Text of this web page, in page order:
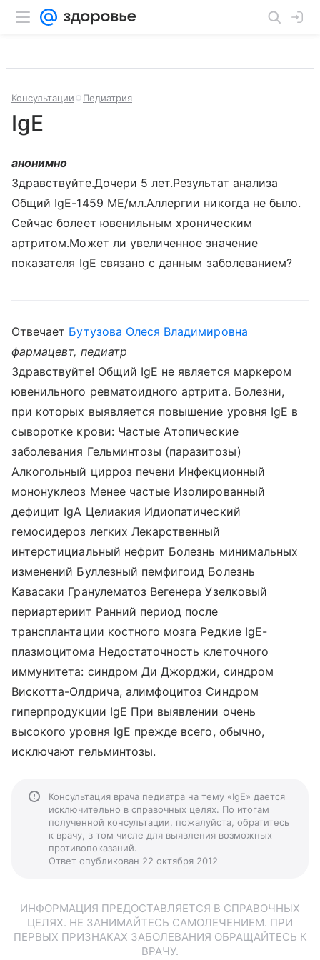
Консультации Педиатрия
IgE
анонимно
Здравствуйте.Дочери 5 лет.Результат анализа
Общий IgE-1459 МЕ/мл.Аллергии никогда не было.
Сейчас болеет ювенильным хроническим
артритом.Может ли увеличенное значение
показателя IgE связано с данным заболеванием?
Отвечает Бутузова Олеся Владимировна
фармацевт, педиатр
Здравствуйте! Общий IgE не является маркером
ювенильного ревматоидного артрита. Болезни,
при которых выявляется повышение уровня IgE в
сыворотке крови: Частые Атопические
заболевания Гельминтозы (паразитозы)
Алкогольный цирроз печени Инфекционный
мононуклеоз Менее частые Изолированный
дефицит IgA Целиакия Идиопатический
гемосидероз легких Лекарственный
интерстициальный нефрит Болезнь минимальных
изменений Буллезный пемфигоид Болезнь
Кавасаки Гранулематоз Вегенера Узелковый
периартериит Ранний период после
трансплантации костного мозга Редкие IgE-
плазмоцитома Недостаточность клеточного
иммунитета: синдром Ди Джорджи, синдром
Вискотта-Олдрича, алимфоцитоз Синдром
гиперпродукции IgE При выявлении очень
высокого уровня IgE прежде всего, обычно,
исключают гельминтозы.
Консультация врача педиатра на тему «IgE» дается
исключительно в справочных целях. По итогам
полученной консультации, пожалуйста, обратитесь
к врачу, в том числе для выявления возможных
противопоказаний.
Ответ опубликован 22 октября 2012
ИНФОРМАЦИЯ ПРЕДОСТАВЛЯЕТСЯ В СПРАВОЧНЫХ
ЦЕЛЯХ. НЕ ЗАНИМАЙТЕСЬ САМОЛЕЧЕНИЕМ. ПРИ
ПЕРВЫХ ПРИЗНАКАХ ЗАБОЛЕВАНИЯ ОБРАЩАЙТЕСЬ К
ВРАЧУ.